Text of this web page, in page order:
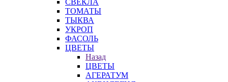
СВЕКЛА
ТОМАТЫ
ТЫКВА
УКРОП
ФАСОЛЬ
ЦВЕТЫ
Назад
ЦВЕТЫ
АГЕРАТУМ